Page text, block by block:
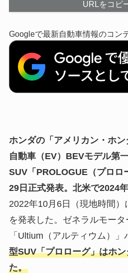
URLをコピ
Googleで最新自動車情報のコン
ホンダの「アメリカン・ホ
自動車（EV）BEVモデル第
SUV「PROLOGUE（プロロ
29日正式発表。北米で2024
2022年10月6日（現地時間
を発表した。ゼネラルモー
「Ultium（アルティウム）
型SUV「プロローグ」はホ
た。